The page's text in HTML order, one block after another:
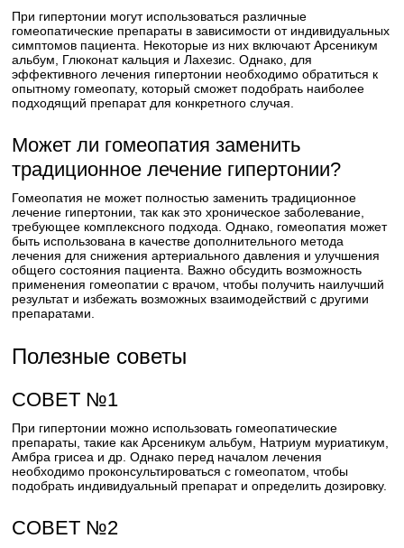
При гипертонии могут использоваться различные
гомеопатические препараты в зависимости от индивидуальных
симптомов пациента. Некоторые из них включают Арсеникум
альбум, Глюконат кальция и Лахезис. Однако, для
эффективного лечения гипертонии необходимо обратиться к
опытному гомеопату, который сможет подобрать наиболее
подходящий препарат для конкретного случая.
Может ли гомеопатия заменить
традиционное лечение гипертонии?
Гомеопатия не может полностью заменить традиционное
лечение гипертонии, так как это хроническое заболевание,
требующее комплексного подхода. Однако, гомеопатия может
быть использована в качестве дополнительного метода
лечения для снижения артериального давления и улучшения
общего состояния пациента. Важно обсудить возможность
применения гомеопатии с врачом, чтобы получить наилучший
результат и избежать возможных взаимодействий с другими
препаратами.
Полезные советы
СОВЕТ №1
При гипертонии можно использовать гомеопатические
препараты, такие как Арсеникум альбум, Натриум муриатикум,
Амбра грисеа и др. Однако перед началом лечения
необходимо проконсультироваться с гомеопатом, чтобы
подобрать индивидуальный препарат и определить дозировку.
СОВЕТ №2